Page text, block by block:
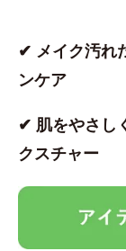
✔ メイク汚れ
ンケア
✔ 肌をやさし
クスチャー